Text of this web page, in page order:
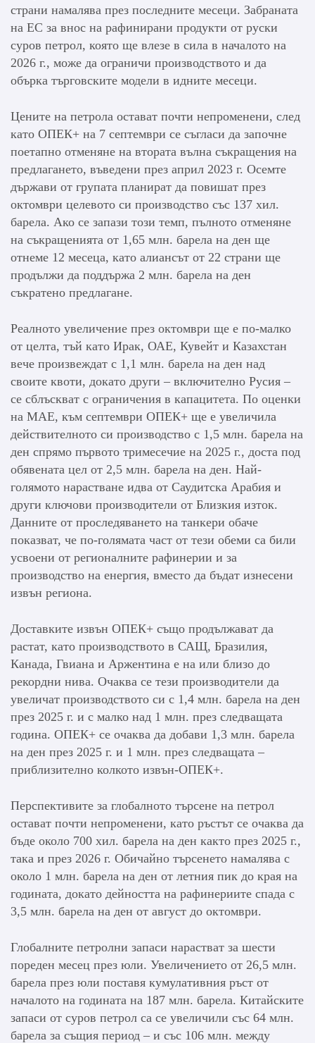
страни намалява през последните месеци. Забраната
на ЕС за внос на рафинирани продукти от руски
суров петрол, която ще влезе в сила в началото на
2026 г., може да ограничи производството и да
обърка търговските модели в идните месеци.
Цените на петрола остават почти непроменени, след
като ОПЕК+ на 7 септември се съгласи да започне
поетапно отменяне на втората вълна съкращения на
предлагането, въведени през април 2023 г. Осемте
държави от групата планират да повишат през
октомври целевото си производство със 137 хил.
барела. Ако се запази този темп, пълното отменяне
на съкращенията от 1,65 млн. барела на ден ще
отнеме 12 месеца, като алиансът от 22 страни ще
продължи да поддържа 2 млн. барела на ден
съкратено предлагане.
Реалното увеличение през октомври ще е по-малко
от целта, тъй като Ирак, ОАЕ, Кувейт и Казахстан
вече произвеждат с 1,1 млн. барела на ден над
своите квоти, докато други – включително Русия –
се сблъскват с ограничения в капацитета. По оценки
на МАЕ, към септември ОПЕК+ ще е увеличила
действителното си производство с 1,5 млн. барела на
ден спрямо първото тримесечие на 2025 г., доста под
обявената цел от 2,5 млн. барела на ден. Най-
голямото нарастване идва от Саудитска Арабия и
други ключови производители от Близкия изток.
Данните от проследяването на танкери обаче
показват, че по-голямата част от тези обеми са били
усвоени от регионалните рафинерии и за
производство на енергия, вместо да бъдат изнесени
извън региона.
Доставките извън ОПЕК+ също продължават да
растат, като производството в САЩ, Бразилия,
Канада, Гвиана и Аржентина е на или близо до
рекордни нива. Очаква се тези производители да
увеличат производството си с 1,4 млн. барела на ден
през 2025 г. и с малко над 1 млн. през следващата
година. ОПЕК+ се очаква да добави 1,3 млн. барела
на ден през 2025 г. и 1 млн. през следващата –
приблизително колкото извън-ОПЕК+.
Перспективите за глобалното търсене на петрол
остават почти непроменени, като ръстът се очаква да
бъде около 700 хил. барела на ден както през 2025 г.,
така и през 2026 г. Обичайно търсенето намалява с
около 1 млн. барела на ден от летния пик до края на
годината, докато дейността на рафинериите спада с
3,5 млн. барела на ден от август до октомври.
Глобалните петролни запаси нарастват за шести
пореден месец през юли. Увеличението от 26,5 млн.
барела през юли поставя кумулативния ръст от
началото на годината на 187 млн. барела. Китайските
запаси от суров петрол са се увеличили със 64 млн.
барела за същия период – и със 106 млн. между